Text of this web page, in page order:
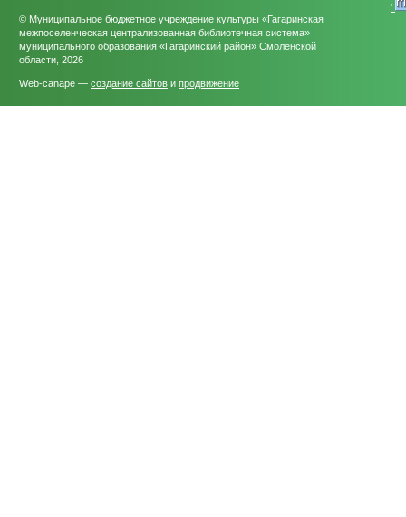
© Муниципальное бюджетное учреждение культуры «Гагаринская
межпоселенческая централизованная библиотечная система»
муниципального образования «Гагаринский район» Смоленской
области, 2026
Web-canape — создание сайтов и продвижение
'